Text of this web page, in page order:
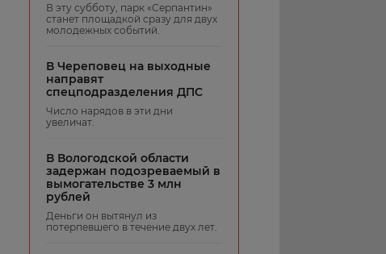
В эту субботу, парк «Серпантин»
станет площадкой сразу для двух
молодежных событий.
В Череповец на выходные
направят
спецподразделения ДПС
Число нарядов в эти дни
увеличат.
В Вологодской области
задержан подозреваемый в
вымогательстве 3 млн
рублей
Деньги он вытянул из
потерпевшего в течение двух лет.